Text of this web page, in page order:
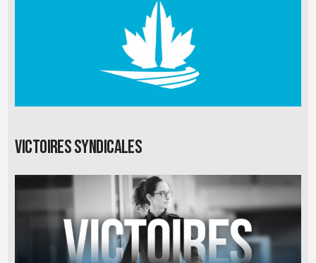
Victoires syndicales